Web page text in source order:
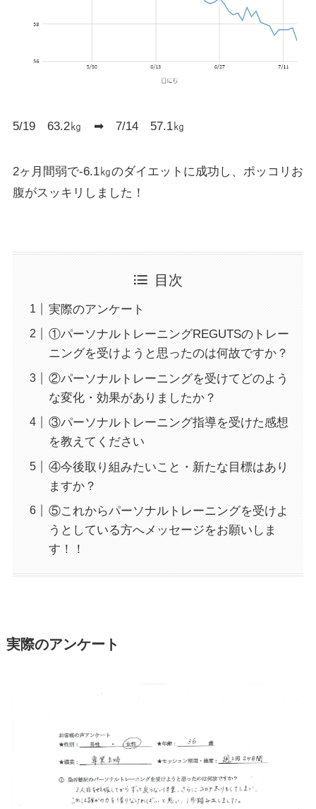
5/19 63.2㎏ ➡ 7/14 57.1㎏
2ヶ月間弱で-6.1㎏のダイエットに成功し、ポッコリお
腹がスッキリしました！
目次
実際のアンケート
①パーソナルトレーニングREGUTSのトレー
ニングを受けようと思ったのは何故ですか？
②パーソナルトレーニングを受けてどのよう
な変化・効果がありましたか？
③パーソナルトレーニング指導を受けた感想
を教えてください
④今後取り組みたいこと・新たな目標はあり
ますか？
⑤これからパーソナルトレーニングを受けよ
うとしている方へメッセージをお願いしま
す！！
実際のアンケート